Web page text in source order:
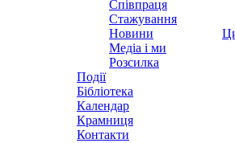
Співпраця
Стажування
Новини
Медіа і ми
Розсилка
Події
Бібліотека
Календар
Крамниця
Контакти